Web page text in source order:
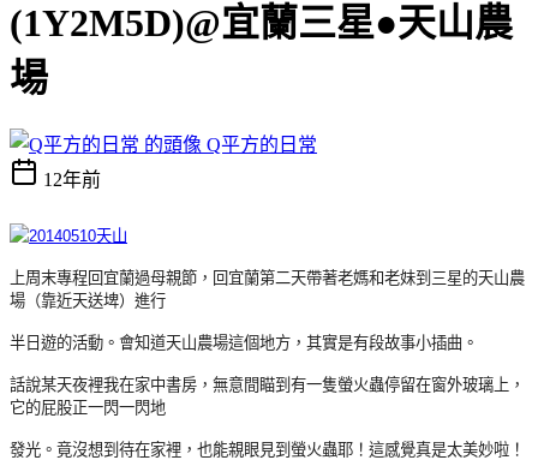
(1Y2M5D)@宜蘭三星●天山農
場
Q平方的日常
12年前
上周末專程回宜蘭過母親節， 回宜蘭第二天帶著老媽和老妹到三星的天山農
場（靠近天送埤） 進行
半日遊的活動。 會知道天山農場這個地方，其實是有段故事小插曲。
話說某天夜裡我在家中書房， 無意間瞄到有一隻螢火蟲停留在窗外玻璃上，
它的屁股正一閃一閃地
發光。竟沒想到待在家裡， 也能親眼見到螢火蟲耶！這感覺真是太美妙啦！